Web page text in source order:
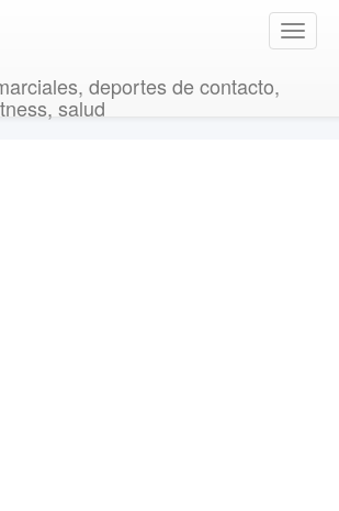
T
o
deportes de contacto,
salud